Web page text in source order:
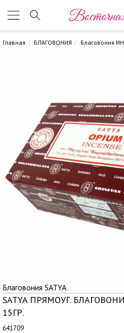
Главная БЛАГОВОНИЯ Благовония
Благовония SATYA
SATYA ПРЯМОУГ.
15ГР.
641709